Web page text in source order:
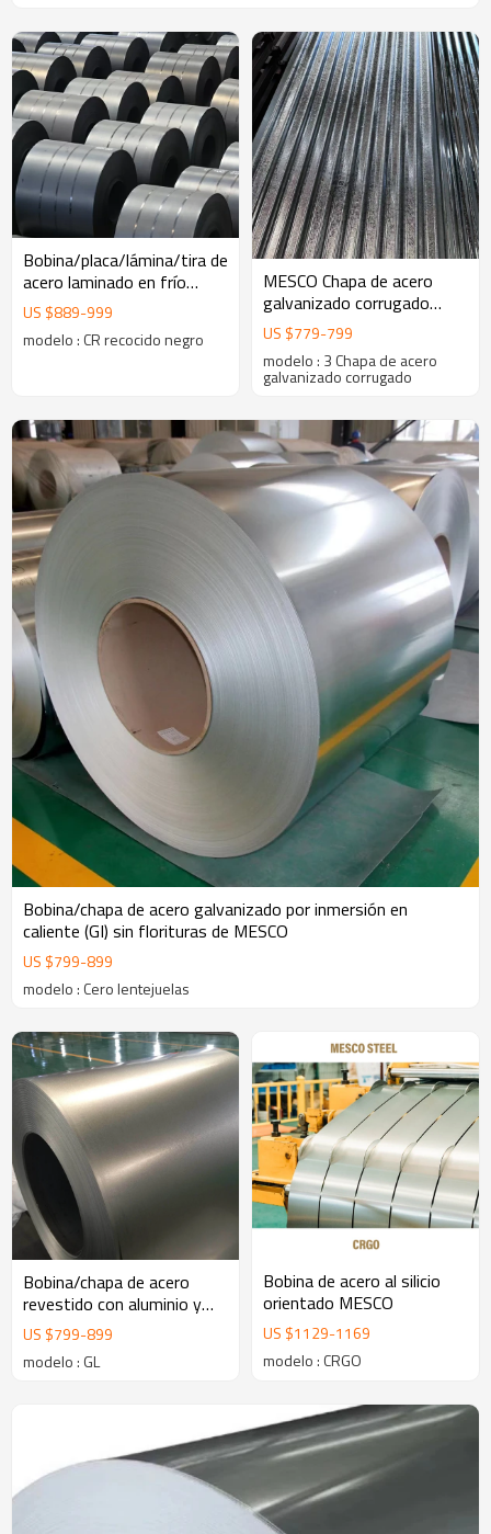
Bobina/placa/lámina/tira de
acero laminado en frío
recocido negro MESCO
US $889-999
modelo : CR recocido negro
MESCO Chapa de acero
galvanizado corrugado
Placa de soporte de piso
galvanizada Placa de
soporte de piso Cubierta de
piso
US $779-799
modelo : 3 Chapa de acero
galvanizado corrugado
Bobina/chapa de acero galvanizado por inmersión en
caliente (GI) sin florituras de MESCO
US $799-899
modelo : Cero lentejuelas
Bobina/chapa de acero
revestido con aluminio y
zinc galvalume (GL) de
MESCO
US $799-899
modelo : GL
Bobina de acero al silicio
orientado MESCO
US $1129-1169
modelo : CRGO